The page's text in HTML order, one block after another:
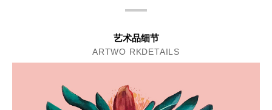
艺术品细节
ARTWO RKDETAILS